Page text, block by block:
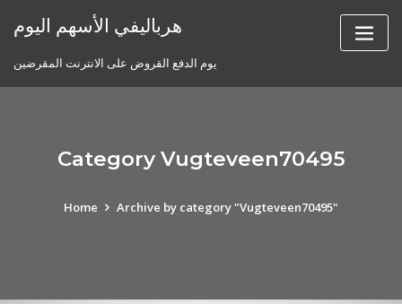
هرباليفي الأسهم اليوم
يوم الدفع القروض على الانترنت المقرضين
Category Vugteveen70495
Home Archive by category "Vugteveen70495"